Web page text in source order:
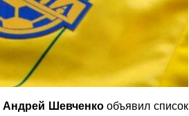
Андрей Шевченкообъявил список